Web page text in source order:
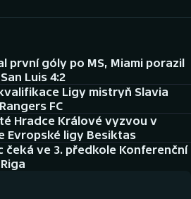
první góly po MS, Miami porazil
Luis 4:2
Ligy mistryň Slavia
FC
Hradce Králové vyzvou v
Evropské ligy Besiktas
čeká ve 3. předkole Konferenční